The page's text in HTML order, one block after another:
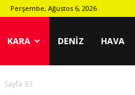
Perşembe, Ağustos 6, 2026
KARA DENIZ HAVA
Sayfa 83